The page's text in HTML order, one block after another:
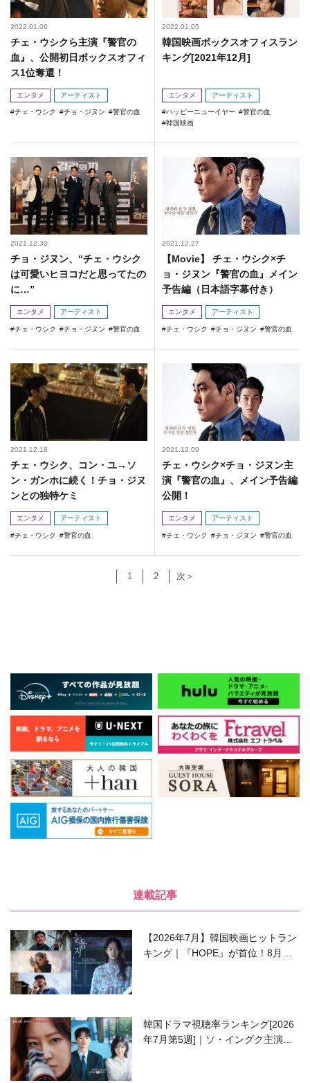
2022.01.06
チェ・ウシクら主演『警官の
血』、公開初日ボックスオフィ
ス1位奪還！
エンタメ アーティスト
チェ・ウシク チョ・ジヌン 警官の血
2022.01.05
韓国映画ボックスオフィスラン
キング[2021年12月]
エンタメ アーティスト
ハッピーニューイヤー
警官の血
韓国映画
2021.12.30
チョ・ジヌン、“チェ・ウシク
は可愛いヒヨコだと思ってたの
に…”
エンタメ アーティスト
チェ・ウシク チョ・ジヌン 警官の血
2021.12.27
【Movie】 チェ・ウシク×チ
ョ・ジヌン『警官の血』メイン
予告編（日本語字幕付き）
エンタメ アーティスト
チェ・ウシク チョ・ジヌン 警官の血
2021.12.18
チェ・ウシク、コン・ユ→ソ
ン・ガンホに続く！チョ・ジヌ
ンとの独特ケミ
エンタメ アーティスト
チェ・ウシク 警官の血
2021.12.09
チェ・ウシク×チョ・ジヌン主
演『警官の血』、メイン予告編
公開！
エンタメ アーティスト
チェ・ウシク チョ・ジヌン 警官の血
1 2 次＞
連載記事
【2026年7月】韓国映画ヒットラン
キング｜『HOPE』が首位！8月公
韓国ドラマ視聴率ランキング[2026
年7月第5週]｜ソ・イングク主演の